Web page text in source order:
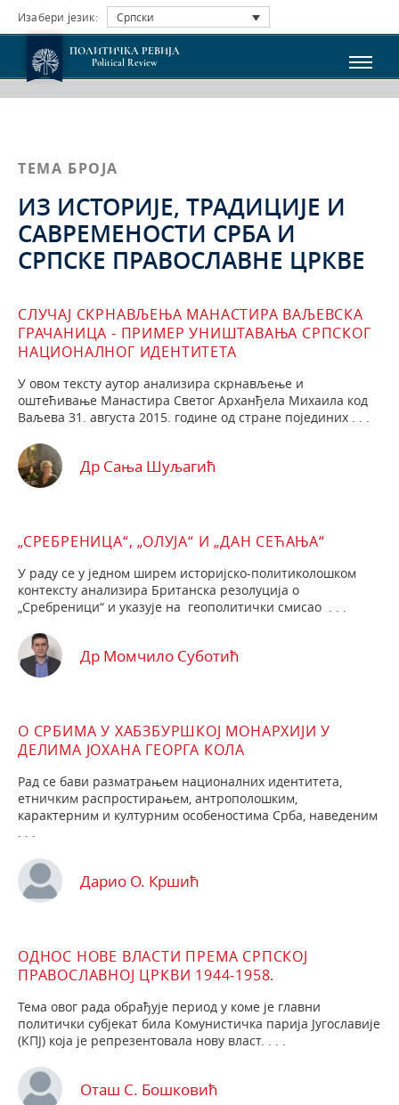
Изабери језик: Српски
ПОЛИТИЧКА РЕВИЈА
Political Review
ТЕМА БРОЈА
ИЗ ИСТОРИЈЕ, ТРАДИЦИЈЕ И
САВРЕМЕНОСТИ СРБА И
СРПСКЕ ПРАВОСЛАВНЕ ЦРКВЕ
СЛУЧАЈ СКРНАВЉЕЊА МАНАСТИРА ВАЉЕВСКА
ГРАЧАНИЦА - ПРИМЕР УНИШТАВАЊА СРПСКОГ
НАЦИОНАЛНОГ ИДЕНТИТЕТА
У овом тексту аутор анализира скрнављење и
оштећивање Манастира Светог Арханђела Михаила код
Ваљева 31. августа 2015. године од стране појединих . . .
Др Сања Шуљагић
„СРЕБРЕНИЦА“, „ОЛУЈА“ И „ДАН СЕЋАЊА“
У раду се у једном ширем историјско-политиколошком
контексту анализира Британска резолуција о
„Сребреници“ и указује на геополитички смисао . . .
Др Момчило Суботић
О СРБИМА У ХАБЗБУРШКОЈ МОНАРХИЈИ У
ДЕЛИМА ЈОХАНА ГЕОРГА КОЛА
Рад се бави разматрањем националних идентитета,
етничким распростирањем, антрополошким,
карактерним и културним особеностима Срба, наведеним
. . .
Дарио О. Кршић
ОДНОС НОВЕ ВЛАСТИ ПРЕМА СРПСКОЈ
ПРАВОСЛАВНОЈ ЦРКВИ 1944-1958.
Тема овог рада обрађује период у коме је главни
политички субјекат била Комунистичка парија Југославије
(КПЈ) која је репрезентовала нову власт. . . .
Оташ С. Бошковић